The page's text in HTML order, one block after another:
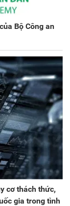
Bộ Công an
cơ thách thức,
gia trong tình